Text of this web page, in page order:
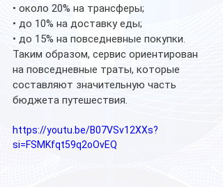
• около 20% на трансферы;
• до 10% на доставку еды;
• до 15% на повседневные покупки.
Таким образом, сервис ориентирован
на повседневные траты, которые
составляют значительную часть
бюджета путешествия.
https://youtu.be/B07VSv12XXs?
si=FSMKfqt59q2oOvEQ